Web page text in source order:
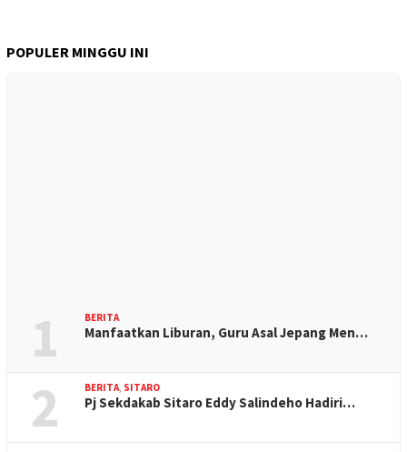
POPULER MINGGU INI
1 BERITA
Manfaatkan Liburan, Guru Asal Jepang Men…
2 BERITA SITARO
Pj Sekdakab Sitaro Eddy Salindeho Hadiri…